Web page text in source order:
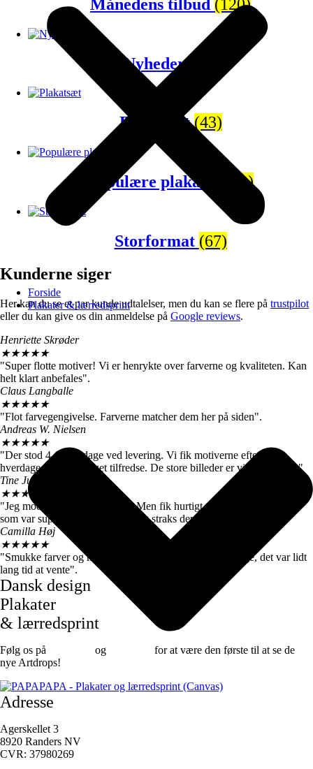
Forside
Plakater & lærredsprint
Månedens tilbud (120)
Nyheder
Plakatsæt(43)
Populære plakater (81)
Storformat (67)
Kunderne siger
Her kan du se et par kunde udtalelser, men du kan se flere på trustpilot
eller du kan give os din anmeldelse på Google reviews.
Henriette Skrøder
★★★★★
"Super flotte motiver! Vi er henrykte over farverne og kvaliteten. Kan
helt klart anbefales".
Claus Langballe
★★★★★
"Flot farvegengivelse. Farverne matcher dem her på siden".
Andreas W. Nielsen
★★★★★
"Der stod 4-6 hverdage ved levering. Vi fik motiverne efter 3
hverdage, så vi er meget tilfredse. De store billeder er virkelig flotte."
Tine Juul
★★★
"Jeg modtog en forkert plakat. Men fik hurtigt talt med kundeservice
som var super søde og sendte mig straks den rigtige".
Camilla Høj
★★★★★
"Smukke farver og motiver, de kom dog først efter 7 dage, det var lidt
lang tid at vente".
Dansk design
Plakater
& lærredsprint
Følg os på og
for at være den første til at se de
nye Artdrops!
Adresse
Agerskellet 3
8920 Randers NV
CVR: 37980269